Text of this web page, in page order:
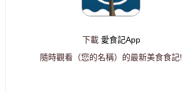
下載 愛食記App
隨時觀看（您的名稱）的最新美食食記!